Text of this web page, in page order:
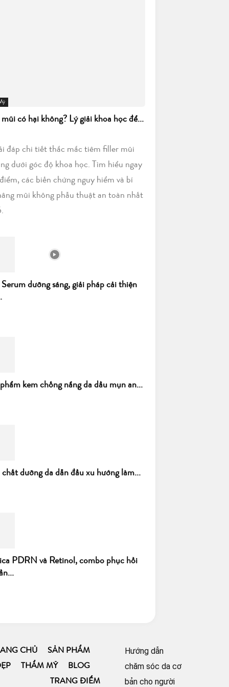
có hại không? Lý giải khoa học để...
đáp chi tiết thắc mắc tiêm filler mũi
dưới góc độ khoa học. Tìm hiểu ngay
các biến chứng nguy hiểm và bí
mũi không phẫu thuật an toàn nhất
dưỡng sáng, giải pháp cải thiện
kem chống nắng da dầu mụn an...
dưỡng da dẫn đầu xu hướng làm...
PDRN và Retinol, combo phục hồi
CHỦ
SẢN PHẨM
THẨM MỸ
BLOG
TRANG ĐIỂM
Hướng dẫn
chăm sóc da cơ
bản cho người